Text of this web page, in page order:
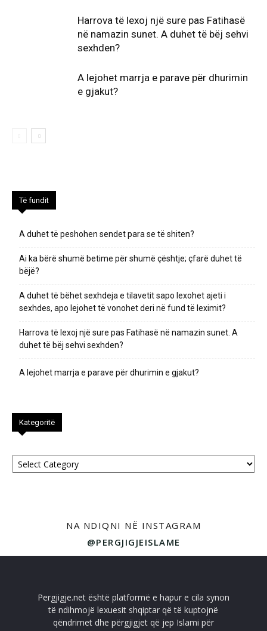
Harrova të lexoj një sure pas Fatihasë
në namazin sunet. A duhet të bëj sehvi
sexhden?
A lejohet marrja e parave për dhurimin
e gjakut?
Të fundit
A duhet të peshohen sendet para se të shiten?
Ai ka bërë shumë betime për shumë çështje; çfarë duhet të
bëjë?
A duhet të bëhet sexhdeja e tilavetit sapo lexohet ajeti i
sexhdes, apo lejohet të vonohet deri në fund të leximit?
Harrova të lexoj një sure pas Fatihasë në namazin sunet. A
duhet të bëj sehvi sexhden?
A lejohet marrja e parave për dhurimin e gjakut?
Kategoritë
Kategoritë
NA NDIQNI NË INSTAGRAM
@PERGJIGJEISLAME
Pergjigje.net është platformë e hapur e cila synon
të ndihmojë lexuesit shqiptar që të kuptojnë
qëndrimet dhe përgjigjet që jep Islami për